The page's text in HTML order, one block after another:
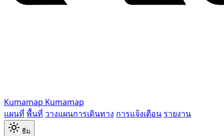
Kumamap Kumamap
แผนที่ พื้นที่ วางแผนการเดินทาง การแจ้งเตือน รายงาน
ธีม